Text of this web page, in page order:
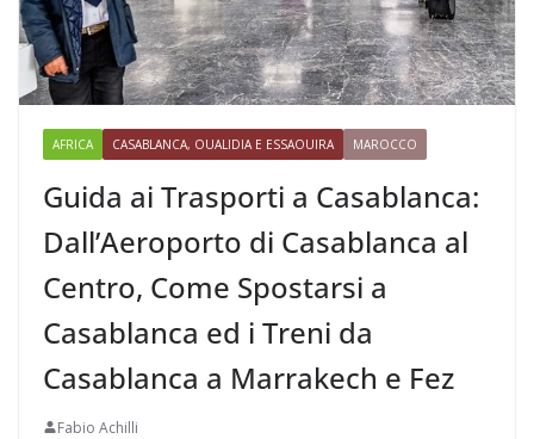
AFRICA CASABLANCA, OUALIDIA E ESSAOUIRA MAROCCO
Guida ai Trasporti a Casablanca:
Dall’Aeroporto di Casablanca al
Centro, Come Spostarsi a
Casablanca ed i Treni da
Casablanca a Marrakech e Fez
Fabio Achilli